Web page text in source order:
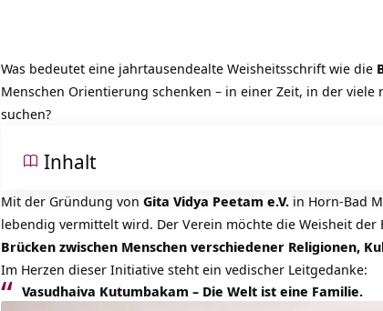
Was bedeutet eine jahrtausendealte Weisheitsschrift wie die
Menschen Orientierung schenken – in einer Zeit, in der
suchen?
Inhalt
Mit der Gründung von Gita Vidya Peetam e.V. in Horn-Bad
lebendig vermittelt wird. Der Verein möchte die Weisheit
Brücken zwischen Menschen verschiedener Religionen,
Im Herzen dieser Initiative steht ein vedischer Leitgedanke:
Vasudhaiva Kutumbakam – Die Welt ist eine Familie.